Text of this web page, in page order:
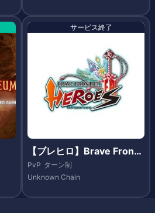
サービス終了
【ブレヒロ】Brave Fronti
er Heroes（ブレイブ フロ
ンティア ヒーローズ）- Et
PvP ターン制
Unknown Chain